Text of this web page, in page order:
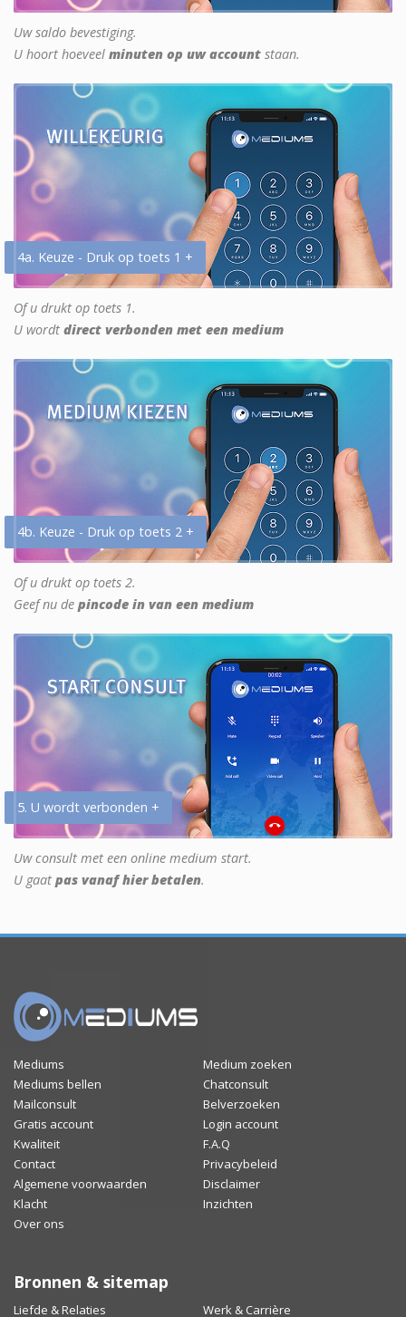
Uw saldo bevestiging.
U hoort hoeveel minuten op uw account staan.
4a. Keuze - Druk op toets 1 +
Of u drukt op toets 1.
U wordt direct verbonden met een medium
4b. Keuze - Druk op toets 2 +
Of u drukt op toets 2.
Geef nu de pincode in van een medium
5. U wordt verbonden +
Uw consult met een online medium start.
U gaat pas vanaf hier betalen.
Mediums
Medium zoeken
Mediums bellen
Chatconsult
Mailconsult
Belverzoeken
Gratis account
Login account
Kwaliteit
F.A.Q
Contact
Privacybeleid
Algemene voorwaarden
Disclaimer
Klacht
Inzichten
Over ons
Bronnen & sitemap
Liefde & Relaties Werk & Carrière